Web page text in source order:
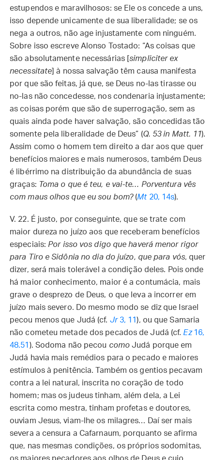
estupendos e maravilhosos: se Ele os concede a uns,
isso depende unicamente de sua liberalidade; se os
nega a outros, não age injustamente com ninguém.
Sobre isso escreve Alonso Tostado: “As coisas que
são absolutamente necessárias [simpliciter ex
necessitate ] à nossa salvação têm causa manifesta
por que são feitas, já que, se Deus no-las tirasse ou
no-las não concedesse, nos condenaria injustamente;
as coisas porém que são de superrogação, sem as
quais ainda pode haver salvação, são concedidas tão
somente pela liberalidade de Deus” (Q. 53 in Matt. 11).
Assim como o homem tem direito a dar aos que quer
benefícios maiores e mais numerosos, também Deus
é libérrimo na distribuição da abundância de suas
graças: Toma o que é teu, e vai-te… Porventura vês
com maus olhos que eu sou bom?(Mt20, 14s).
V. 22. É justo, por conseguinte, que se trate com
maior dureza no juízo aos que receberam benefícios
especiais: Por isso vos digo que haverá menor rigor
para Tiro e Sidônia no dia do juízo, que para vós, quer
dizer, será mais tolerável a condição deles. Pois onde
há maior conhecimento, maior é a contumácia, mais
grave o desprezo de Deus, o que leva a incorrer em
juízo mais severo. Do mesmo modo se diz que Israel
pecou menos que Judá (cf. Jr3, 11), ou que Samaria
não cometeu metade dos pecados de Judá (cf. Ez16,
48.51 ). Sodoma não pecou comoJudá porque em
Judá havia mais remédios para o pecado e maiores
estímulos à penitência. Também os gentios pecavam
contra a lei natural, inscrita no coração de todo
homem; mas os judeus tinham, além dela, a Lei
escrita como mestra, tinham profetas e doutores,
ouviam Jesus, viam-lhe os milagres… Daí ser mais
severa a censura a Cafarnaum, porquanto se afirma
que, nas mesmas condições, os próprios sodomitas,